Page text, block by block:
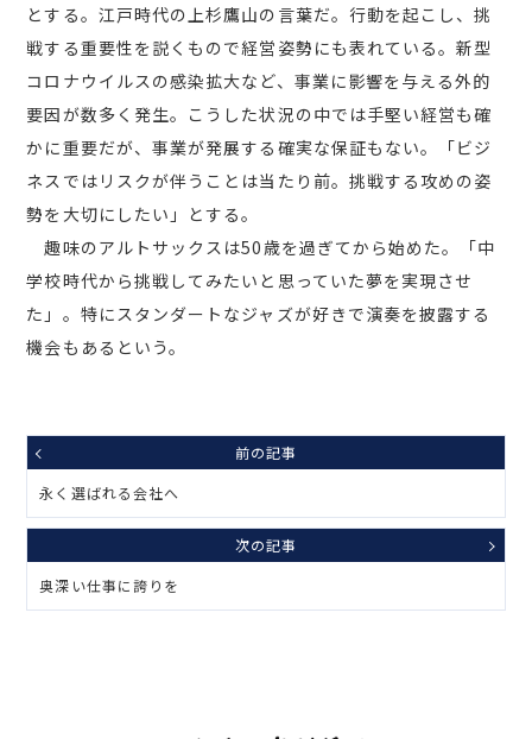
とする。江戸時代の上杉鷹山の言葉だ。行動を起こし、挑
戦する重要性を説くもので経営姿勢にも表れている。新型
コロナウイルスの感染拡大など、事業に影響を与える外的
要因が数多く発生。こうした状況の中では手堅い経営も確
かに重要だが、事業が発展する確実な保証もない。「ビジ
ネスではリスクが伴うことは当たり前。挑戦する攻めの姿
勢を大切にしたい」とする。
趣味のアルトサックスは50歳を過ぎてから始めた。「中
学校時代から挑戦してみたいと思っていた夢を実現させ
た」。特にスタンダートなジャズが好きで演奏を披露する
機会もあるという。
前の記事
永く選ばれる会社へ
次の記事
奥深い仕事に誇りを